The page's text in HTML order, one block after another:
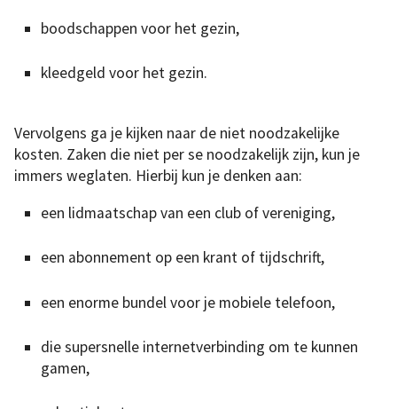
boodschappen voor het gezin,
kleedgeld voor het gezin.
Vervolgens ga je kijken naar de niet noodzakelijke
kosten. Zaken die niet per se noodzakelijk zijn, kun je
immers weglaten. Hierbij kun je denken aan:
een lidmaatschap van een club of vereniging,
een abonnement op een krant of tijdschrift,
een enorme bundel voor je mobiele telefoon,
die supersnelle internetverbinding om te kunnen
gamen,